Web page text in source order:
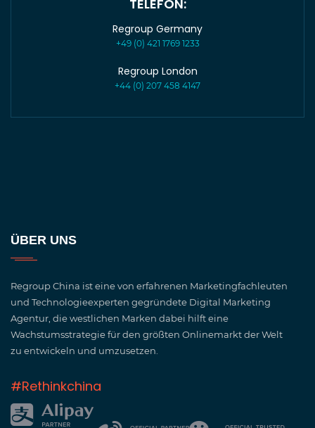
TELEFON:
Regroup Germany
+49 (0) 421 1769 1233
Regroup London
+44 (0) 207 458 4147
ÜBER UNS
Regroup China ist eine von erfahrenen Marketingfachleuten
und Technologieexperten gegründete Digital Marketing
Agentur, die westlichen Marken dabei hilft eine
Wachstumsstrategie für den größten Onlinemarkt der Welt
zu entwickeln und umzusetzen.
#Rethinkchina